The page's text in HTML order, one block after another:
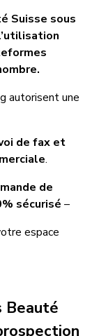
Suisse sous
autorisent une
de fax et
.
de
sécurisé –
espace
Beauté